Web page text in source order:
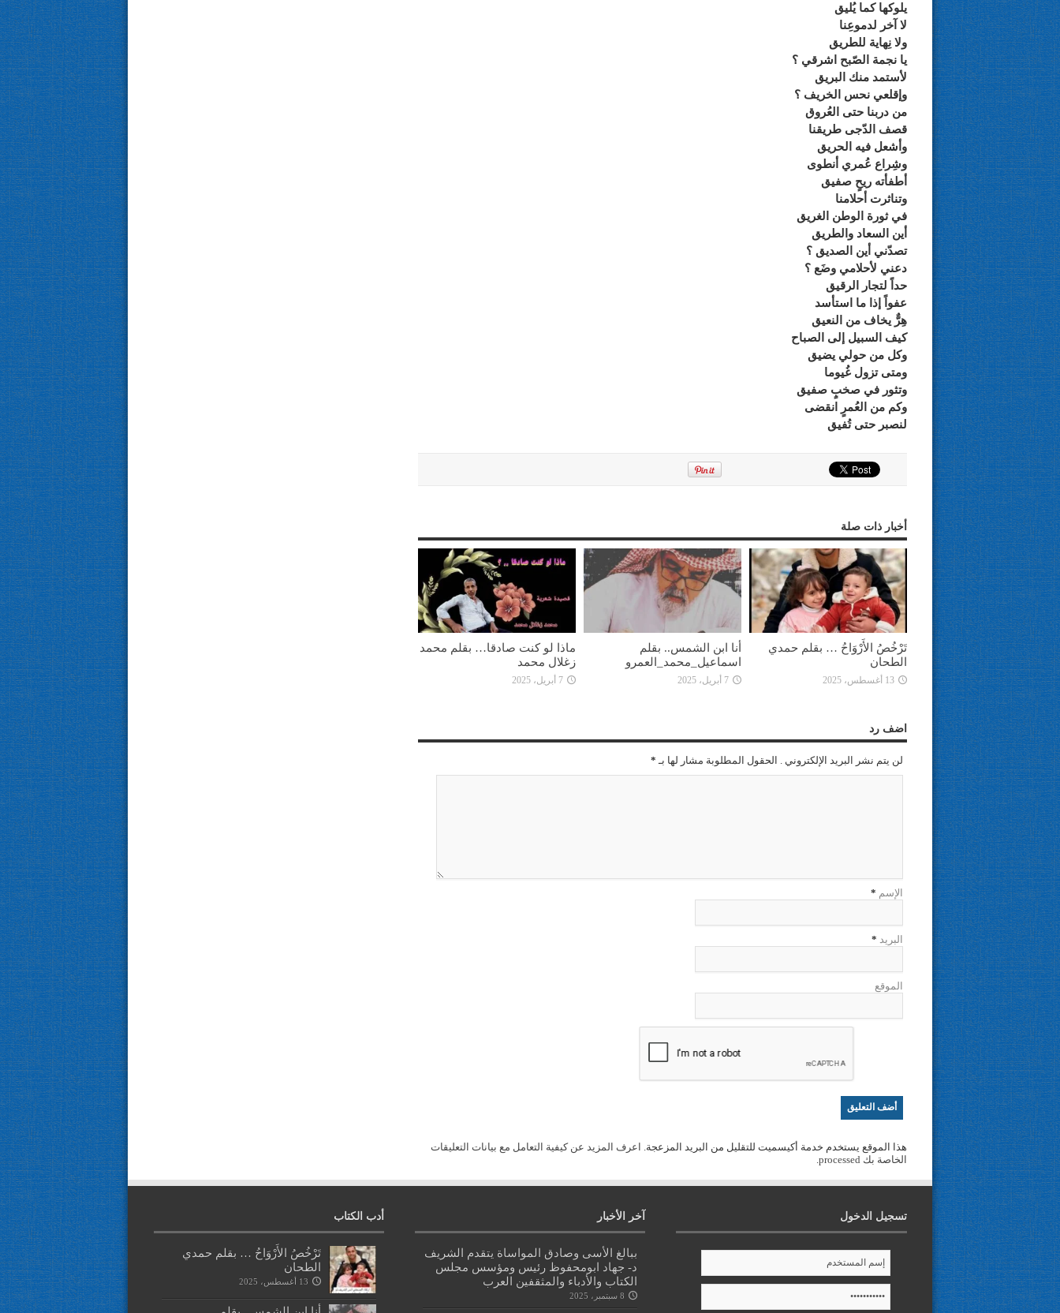
يلوكها كما يُليق
لا آخر لدموعِنا
ولا نِهاية للطريق
يا نجمة الصّبح اشرقي ؟
لأستمد منك البريق
وإقلعي نحس الخريف ؟
من دربنا حتى العُروق
قصف الدّجى طريقنا
وأشعل فيه الحريق
وشِراع عُمري أنطوى
أطفأته ريحٍ صفيق
وتناثرت أحلامنا
في ثورة الوطن الغريق
أين السعاد والطريق
تصدّني أين الصديق ؟
دعني لأحلامي وضَع ؟
حداً لتجار الرقيق
عفواً إذا ما استأسد
هِرٌّ يخاف من النعيق
كيف السبيل إلى الصباح
وكل من حولي يضيق
ومتى تزول غُيوما
وتثور في صخبٍ صفيق
وكم من العُمرٍ انقضى
لنصبر حتى تُفيق
أخبار ذات صلة
تَرْخُصُ الأَرْوَاحُ … بقلم حمدي
الطحان
13 أغسطس، 2025
أنا ابن الشمس.. بقلم
اسماعيل_محمد_العمرو
7 أبريل، 2025
ماذا لو كنت صادقا… بقلم محمد
زغلال محمد
7 أبريل، 2025
اضف رد
لن يتم نشر البريد الإلكتروني . الحقول المطلوبة مشار لها بـ *
الإسم *
البريد *
الموقع
هذا الموقع يستخدم خدمة أكيسميت للتقليل من البريد المزعجة.
اعرف المزيد عن كيفية التعامل مع بيانات التعليقات
الخاصة بك processed
تسجيل الدخول آخر الأخبار
ببالغ الأسى وصادق المواساة يتقدم الشريف
د- جهاد ابومحفوظ رئيس ومؤسس مجلس
الكتاب والأدباء والمثقفين العرب
8 سبتمبر، 2025
أدب الكتاب
تَرْخُصُ الأَرْوَاحُ … بقلم حمدي
الطحان
13 أغسطس، 2025